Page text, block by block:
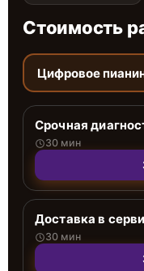
Стоимость
Цифровое
Срочная
30 мин
Доставка в
30 мин